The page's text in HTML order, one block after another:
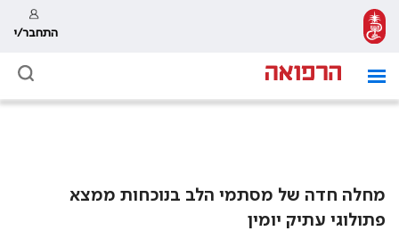
התחבר/י
מחלה חדה של מסתמי הלב בנוכחות ממצא
פתולוגי עתיק יומין